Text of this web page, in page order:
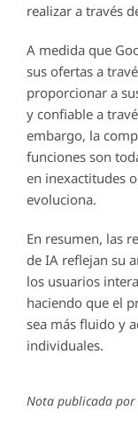
realizar a través
A medida que
sus ofertas a
proporcionar a
y confiable a
embargo, la
funciones son
en inexactitudes
evoluciona.
En resumen, las
de IA reflejan su
los usuarios
haciendo que el
sea más fluido y
individuales.
Nota publicada por